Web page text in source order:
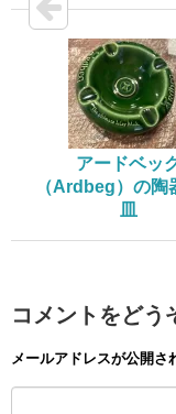
アードベッ
（Ardbeg）の陶
皿
コメントをどう
メールアドレスが公開さ